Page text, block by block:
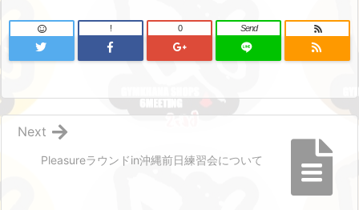
! 0 Send
Pleasureラウンドin沖縄前日練習会について
Next